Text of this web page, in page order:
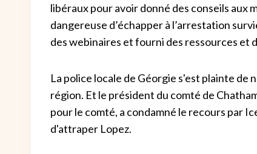
libéraux pour avoir donné des conseils aux
dangereuse d’échapper à l’arrestation
des webinaires et fourni des ressources et
La police locale de Géorgie s'est plainte de
région. Et le président du comté de
pour le comté, a condamné le recours par
d'attraper Lopez.